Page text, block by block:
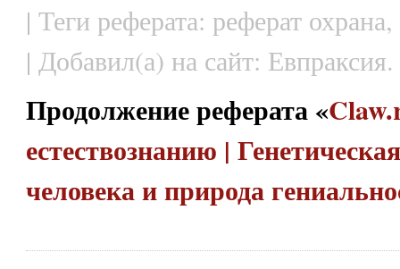
| Теги реферата: реферат
| Добавил(а) на сайт: Евпраксия.
Продолжение реферата «
естествознанию |
человека и природа